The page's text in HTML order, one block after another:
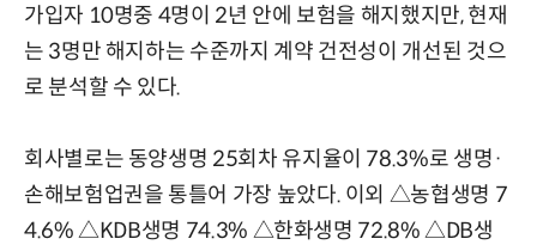
가입자 10명중 4명이 2년 안에 보험을 해지했지만, 현재
는 3명만 해지하는 수준까지 계약 건전성이 개선된 것으
로 분석할 수 있다.
회사별로는 동양생명 25회차 유지율이 78.3%로 생명·
손해보험업권을 통틀어 가장 높았다. 이외 △농협생명 7
4.6% △KDB생명 74.3% △한화생명 72.8% △DB생